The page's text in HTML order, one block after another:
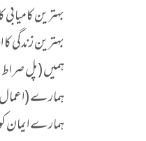
بہترین
بہترین زندگی
ہمیں (پل صراط
ہمارے
ہمارے ایمان کو